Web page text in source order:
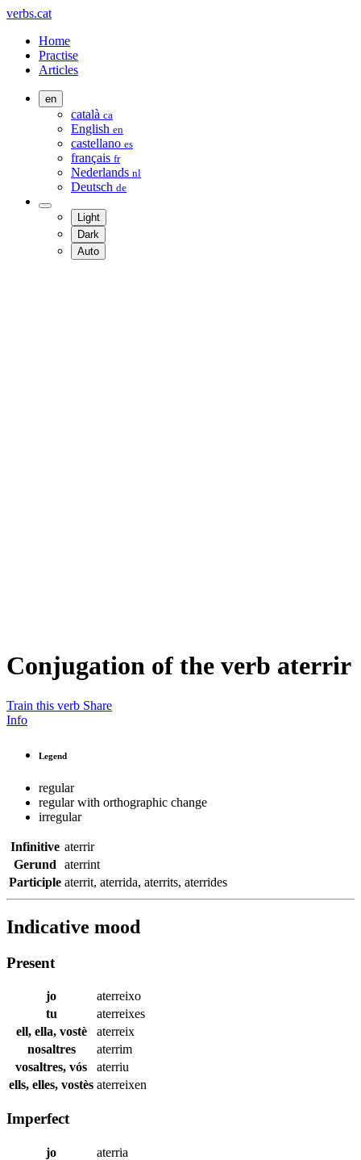
verbs.cat
Home
Practise
Articles
en
català ca
English en
castellano es
français fr
Nederlands nl
Deutsch de
Light
Dark
Auto
Conjugation of the verb aterrir
Train this verb Share
Info
Legend
regular
regular with orthographic change
irregular
Infinitive aterrir
Gerund
aterrint
Participle aterrit, aterrida, aterrits, aterrides
Indicative mood
Present
jo
aterreixo
tu
aterreixes
ell, ella, vostè
aterreix
nosaltres
aterrim
vosaltres, vós
aterriu
ells, elles, vostès aterreixen
Imperfect
jo
aterria